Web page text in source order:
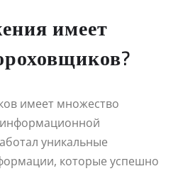
имеет
имеет множество
уникальные
которые успешно